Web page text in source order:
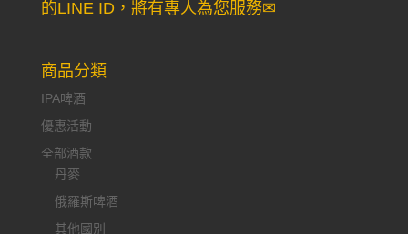
的LINE ID，將有專人為您服務✉
商品分類
IPA啤酒
優惠活動
全部酒款
丹麥
俄羅斯啤酒
其他國別